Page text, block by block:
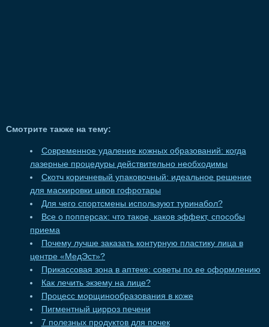
Смотрите также на тему:
Современное удаление кожных образований: когда
лазерные процедуры действительно необходимы
Скотч коричневый упаковочный: идеальное решение
для маскировки швов гофротары
Для чего спортсмены используют туринабол?
Все о попперсах: что такое, каков эффект, способы
приема
Почему лучше заказать контурную пластику лица в
центре «МедЭст»?
Прикассовая зона в аптеке: советы по ее оформлению
Как лечить экзему на лице?
Процесс морщинообразования в коже
Пигментный цирроз печени
7 полезных продуктов для почек